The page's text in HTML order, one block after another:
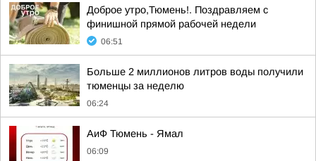
Доброе утро,Тюмень!. Поздравляем с
финишной прямой рабочей недели
06:51
Больше 2 миллионов литров воды получили
тюменцы за неделю
06:24
АиФ Тюмень - Ямал
06:09